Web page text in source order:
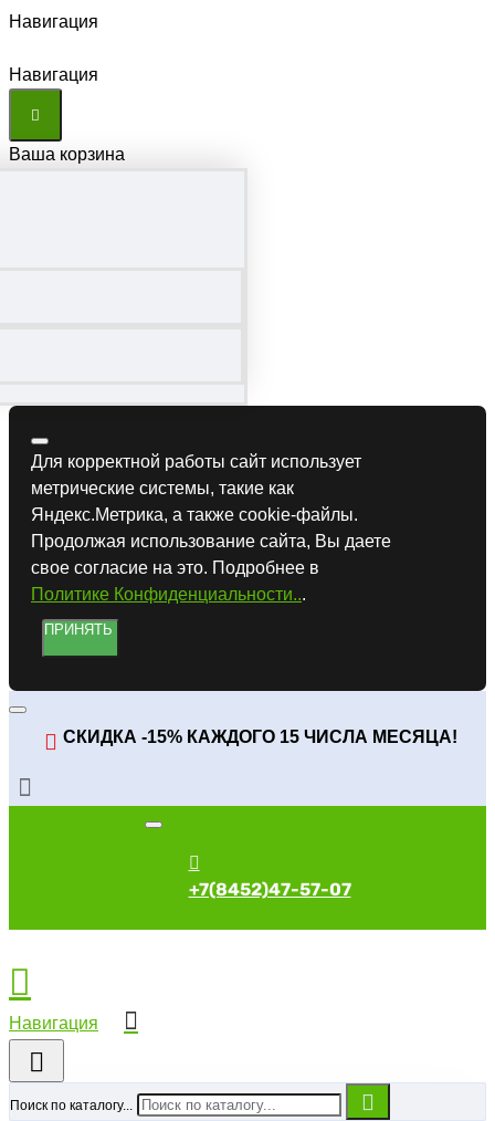
Навигация
Навигация
Ваша корзина
Для корректной работы сайт использует
метрические системы, такие как
Яндекс.Метрика, а также cookie-файлы.
Продолжая использование сайта, Вы даете
свое согласие на это. Подробнее в
Политике Конфиденциальности...
ПРИНЯТЬ
СКИДКА -15% КАЖДОГО 15 ЧИСЛА МЕСЯЦА!
+7(8452)47-57-07
Поиск по каталогу...